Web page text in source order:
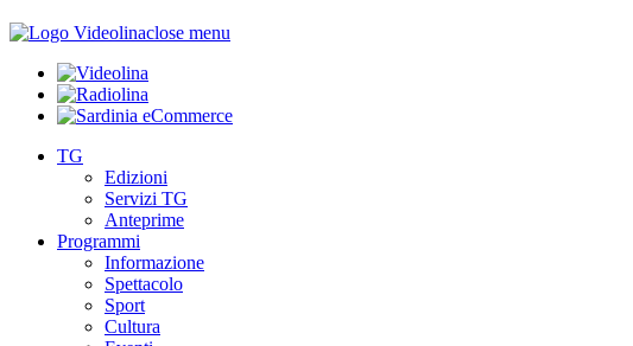
close menu
TG
Edizioni
Servizi TG
Anteprime
Programmi
Informazione
Spettacolo
Sport
Cultura